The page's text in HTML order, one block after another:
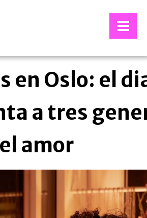
en Oslo: el
a tres
amor